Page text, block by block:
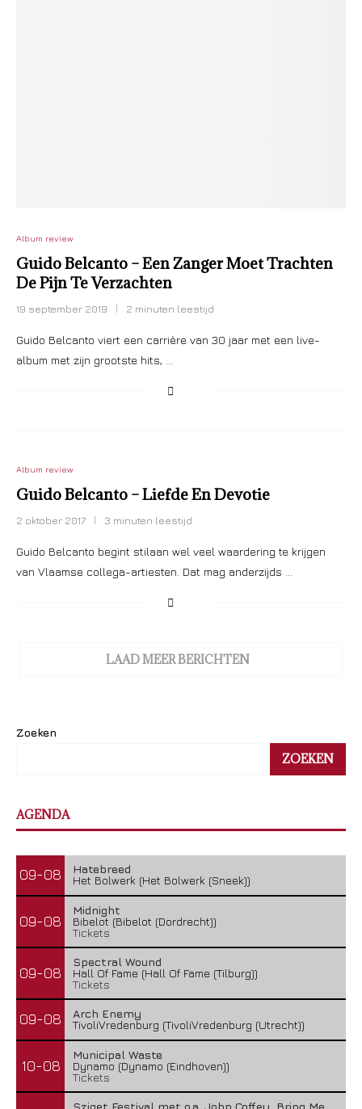
Album review
Guido Belcanto – Een Zanger Moet Trachten
De Pijn Te Verzachten
19 september 2019 2 minuten leestijd
Guido Belcanto viert een carrière van 30 jaar met een live-
album met zijn grootste hits, …
Album review
Guido Belcanto – Liefde En Devotie
2 oktober 2017 3 minuten leestijd
Guido Belcanto begint stilaan wel veel waardering te krijgen
van Vlaamse collega-artiesten. Dat mag anderzijds …
LAAD MEER BERICHTEN
Zoeken
ZOEKEN
AGENDA
09-08
Hatebreed
Het Bolwerk (Het Bolwerk (Sneek))
09-08
Midnight
Bibelot (Bibelot (Dordrecht))
Tickets
09-08
Spectral Wound
Hall Of Fame (Hall Of Fame (Tilburg))
Tickets
09-08
Arch Enemy
TivoliVredenburg (TivoliVredenburg (Utrecht))
10-08
Municipal Waste
Dynamo (Dynamo (Eindhoven))
Tickets
Sziget Festival met o.a. John Coffey, Bring Me